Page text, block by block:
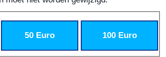
50 Euro 100 Euro